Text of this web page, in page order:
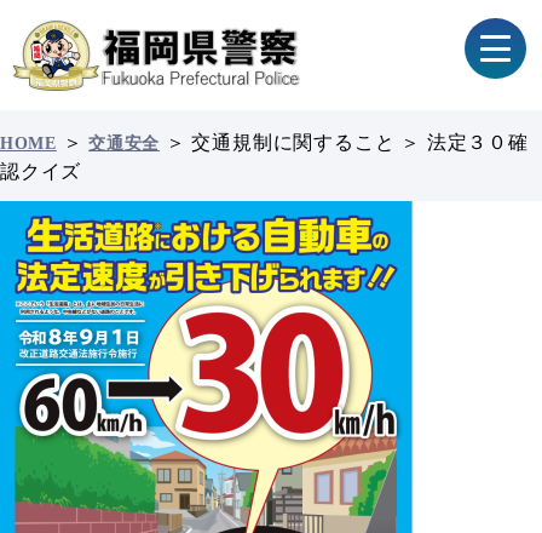
HOME ＞交通安全 ＞交通規制に関すること ＞ 法定３０確
認クイズ